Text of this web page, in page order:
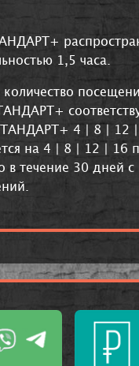
1,5 часа.
4 | 8 | 12
на 4 | 8 | 12 | 16
в течение 30 дней